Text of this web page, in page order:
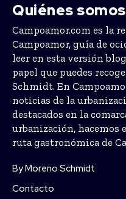
Quiénes somos
Campoamor.com es la
Campoamor, guía de
leer en esta versión
papel que puedes
Schmidt. En
noticias de la
destacados en la
urbanización, hacemos
ruta gastronómica de
By Moreno Schmidt
Contacto